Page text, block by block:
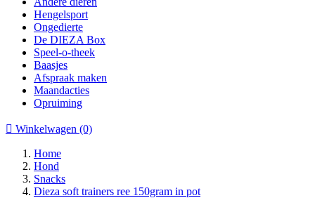
Hengelsport
Ongedierte
De DIEZA Box
Speel-o-theek
Baasjes
Afspraak maken
Maandacties
Opruiming
 Winkelwagen (0)
Home
Hond
Snacks
Dieza soft trainers ree 150gram in pot